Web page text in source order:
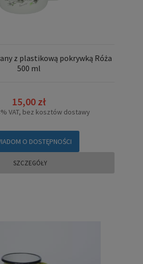
z plastikową pokrywką Róża
500 ml
15,00 zł
VAT, bez kosztów dostawy
O DOSTĘPNOŚCI
SZCZEGÓŁY